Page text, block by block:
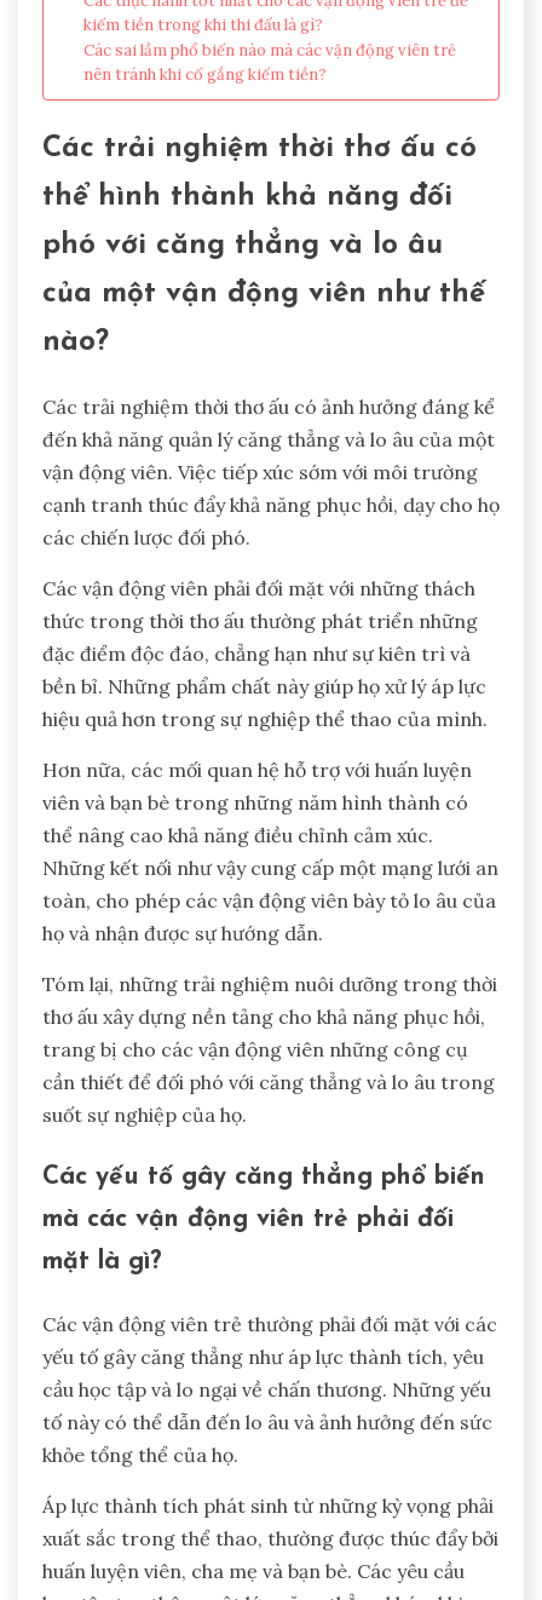
kiếm tiền trong khi thi đấu là gì?
Các sai lầm phổ biến nào mà các vận động viên trẻ
nên tránh khi cố gắng kiếm tiền?
Các trải nghiệm thời thơ ấu có
thể hình thành khả năng đối
phó với căng thẳng và lo âu
của một vận động viên như thế
nào?
Các trải nghiệm thời thơ ấu có ảnh hưởng đáng kể
đến khả năng quản lý căng thẳng và lo âu của một
vận động viên. Việc tiếp xúc sớm với môi trường
cạnh tranh thúc đẩy khả năng phục hồi, dạy cho họ
các chiến lược đối phó.
Các vận động viên phải đối mặt với những thách
thức trong thời thơ ấu thường phát triển những
đặc điểm độc đáo, chẳng hạn như sự kiên trì và
bền bỉ. Những phẩm chất này giúp họ xử lý áp lực
hiệu quả hơn trong sự nghiệp thể thao của mình.
Hơn nữa, các mối quan hệ hỗ trợ với huấn luyện
viên và bạn bè trong những năm hình thành có
thể nâng cao khả năng điều chỉnh cảm xúc.
Những kết nối như vậy cung cấp một mạng lưới an
toàn, cho phép các vận động viên bày tỏ lo âu của
họ và nhận được sự hướng dẫn.
Tóm lại, những trải nghiệm nuôi dưỡng trong thời
thơ ấu xây dựng nền tảng cho khả năng phục hồi,
trang bị cho các vận động viên những công cụ
cần thiết để đối phó với căng thẳng và lo âu trong
suốt sự nghiệp của họ.
Các yếu tố gây căng thẳng phổ biến
mà các vận động viên trẻ phải đối
mặt là gì?
Các vận động viên trẻ thường phải đối mặt với các
yếu tố gây căng thẳng như áp lực thành tích, yêu
cầu học tập và lo ngại về chấn thương. Những yếu
tố này có thể dẫn đến lo âu và ảnh hưởng đến sức
khỏe tổng thể của họ.
Áp lực thành tích phát sinh từ những kỳ vọng phải
xuất sắc trong thể thao, thường được thúc đẩy bởi
huấn luyện viên, cha mẹ và bạn bè. Các yêu cầu